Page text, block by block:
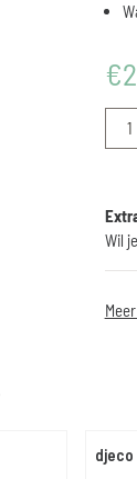
€
Aantal
Wil